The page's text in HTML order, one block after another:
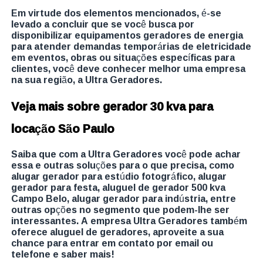
Em virtude dos elementos mencionados, é-se
levado a concluir que se você busca por
disponibilizar equipamentos geradores de energia
para atender demandas temporárias de eletricidade
em eventos, obras ou situações específicas para
clientes, você deve conhecer melhor uma empresa
na sua região, a Ultra Geradores.
Veja mais sobre gerador 30 kva para
locação São Paulo
Saiba que com a Ultra Geradores você pode achar
essa e outras soluções para o que precisa, como
alugar gerador para estúdio fotográfico, alugar
gerador para festa, aluguel de gerador 500 kva
Campo Belo, alugar gerador para indústria, entre
outras opções no segmento que podem-lhe ser
interessantes. A empresa Ultra Geradores também
oferece aluguel de geradores, aproveite a sua
chance para entrar em contato por email ou
telefone e saber mais!